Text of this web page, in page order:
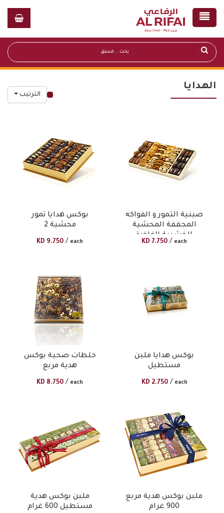
الهدايا
الترتيب
بوكس هدايا تمور
محشية 2
KD 9.750 / each
صينية التمور و الفواكه
المجففة المحشية
الخشبية الفاخرة
KD 7.750 / each
خلطات صحية بوكس
هدية مربع
KD 8.750 / each
بوكس هدايا ملبن
مستطيل
KD 2.750 / each
ملبن بوكس هدية
مستطيل 600 غرام
ملبن بوكس هدية مربع
900 غرام